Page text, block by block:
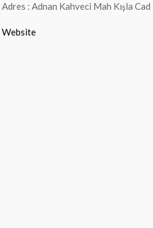
Adres : Adnan Kahveci Mah Kışla
Website